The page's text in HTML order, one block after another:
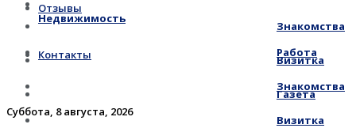
Отзывы
Контакты
Суббота, 8 августа, 2026
Знакомства
Визитка
Газета
Недвижимость
Работа
Знакомства
Визитка